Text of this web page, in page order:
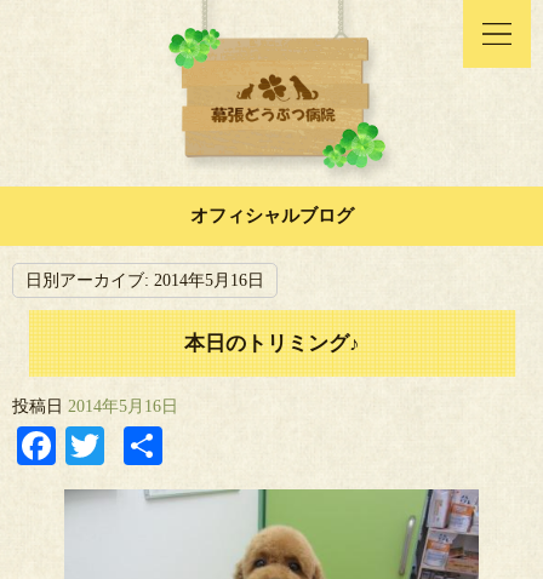
オフィシャルブログ
日別アーカイブ: 2014年5月16日
本日のトリミング♪
投稿日 2014年5月16日
Facebook
Twitter
有